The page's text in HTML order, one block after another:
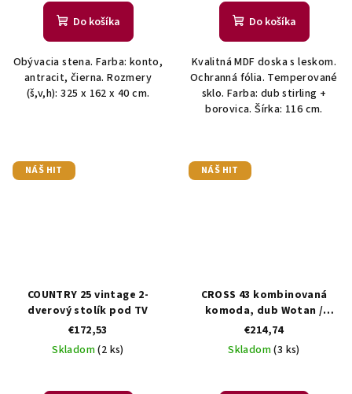
Do košíka
Obývacia stena. Farba: konto,
antracit, čierna. Rozmery
(š,v,h): 325 x 162 x 40 cm.
Do košíka
Kvalitná MDF doska s leskom.
Ochranná fólia. Temperované
sklo. Farba: dub stirling +
borovica. Šírka: 116 cm.
NÁŠ HIT
COUNTRY 25 vintage 2-
dverový stolík pod TV
€172,53
Skladom(2 ks)
NÁŠ HIT
CROSS 43 kombinovaná
komoda, dub Wotan /
čierna
€214,74
Skladom(3 ks)